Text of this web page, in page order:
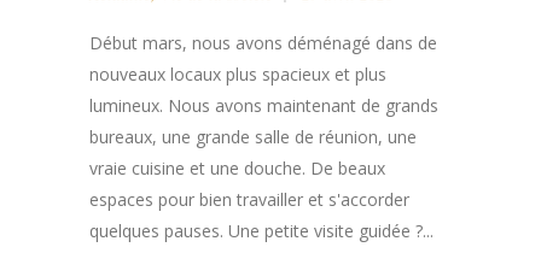
Début mars, nous avons déménagé dans de
nouveaux locaux plus spacieux et plus
lumineux. Nous avons maintenant de grands
bureaux, une grande salle de réunion, une
vraie cuisine et une douche. De beaux
espaces pour bien travailler et s'accorder
quelques pauses. Une petite visite guidée ?...